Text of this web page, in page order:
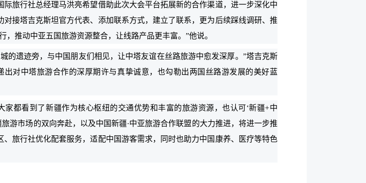
行社总经理马洪亮希望借助此次大会平台拓展新的合作渠道，进一步深化中
接塔吉克斯坦官方代表、添加联系方式，建立了联系，更为后续踩线调研、推
推动中亚五国旅游资源整合，让线路产品更丰富。”他说。
遗迹旁，与中国朋友们相见，让中塔友谊在丝路旅游中愈发深厚。”塔吉克斯
对中塔旅游合作的深厚期许与真挚诚意，也勾勒出两国丝路游发展的美好蓝
看到了新疆作为核心枢纽的交通优势和丰富的旅游资源，也认可‘新疆+中
游市场的双向奔赴，以及中国新疆·中亚旅游合作联盟的大力推进，将进一步推
旅行社优化配套服务，适配中国游客需求，同时也助力中国康养、医疗等特色